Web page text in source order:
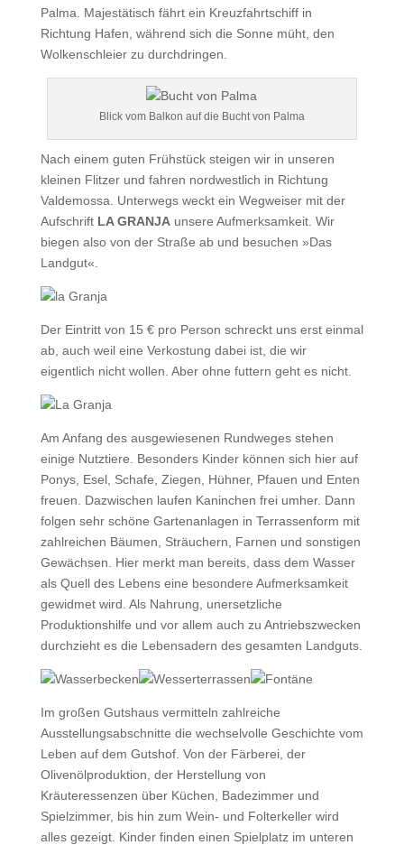
Palma. Majestätisch fährt ein Kreuzfahrtschiff in
Richtung Hafen, während sich die Sonne müht, den
Wolkenschleier zu durchdringen.
Blick vom Balkon auf die Bucht von Palma
Nach einem guten Frühstück steigen wir in unseren
kleinen Flitzer und fahren nordwestlich in Richtung
Valdemossa. Unterwegs weckt ein Wegweiser mit der
Aufschrift LA GRANJAunsere Aufmerksamkeit. Wir
biegen also von der Straße ab und besuchen »Das
Landgut«.
Der Eintritt von 15 € pro Person schreckt uns erst einmal
ab, auch weil eine Verkostung dabei ist, die wir
eigentlich nicht wollen. Aber ohne futtern geht es nicht.
Am Anfang des ausgewiesenen Rundweges stehen
einige Nutztiere. Besonders Kinder können sich hier auf
Ponys, Esel, Schafe, Ziegen, Hühner, Pfauen und Enten
freuen. Dazwischen laufen Kaninchen frei umher. Dann
folgen sehr schöne Gartenanlagen in Terrassenform mit
zahlreichen Bäumen, Sträuchern, Farnen und sonstigen
Gewächsen. Hier merkt man bereits, dass dem Wasser
als Quell des Lebens eine besondere Aufmerksamkeit
gewidmet wird. Als Nahrung, unersetzliche
Produktionshilfe und vor allem auch zu Antriebszwecken
durchzieht es die Lebensadern des gesamten Landguts.
Im großen Gutshaus vermitteln zahlreiche
Ausstellungsabschnitte die wechselvolle Geschichte vom
Leben auf dem Gutshof. Von der Färberei, der
Olivenölproduktion, der Herstellung von
Kräuteressenzen über Küchen, Badezimmer und
Spielzimmer, bis hin zum Wein- und Folterkeller wird
alles gezeigt. Kinder finden einen Spielplatz im unteren